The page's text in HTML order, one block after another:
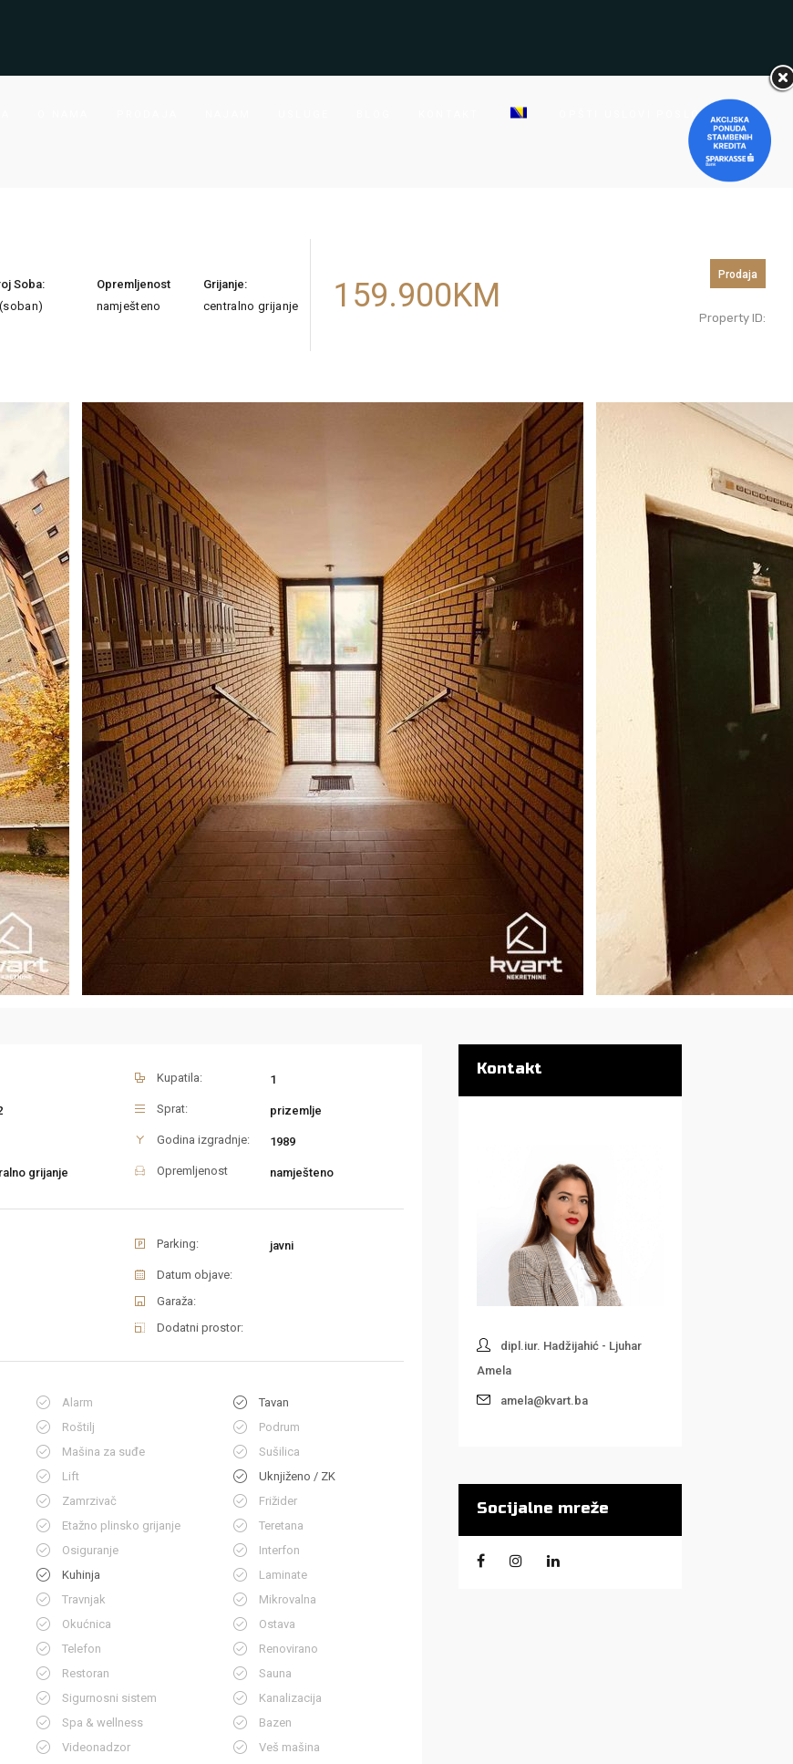
OPŠTI USLOVI POSLOVANJA
Soba:
Opremljenost
namješteno
Grijanje:
centralno grijanje
159.900KM
Prodaja
Property ID:
Kupatila: 1
Sprat: prizemlje
Godina izgradnje: 1989
grijanje Opremljenost namješteno
Parking: javni
Datum objave:
Garaža:
Dodatni prostor:
Alarm
Tavan
Roštilj
Podrum
Mašina za suđe
Sušilica
Lift
Uknjiženo / ZK
Zamrzivač
Frižider
Etažno plinsko grijanje
Teretana
Osiguranje
Interfon
Kuhinja
Laminate
Travnjak
Mikrovalna
Okućnica
Ostava
Telefon
Renovirano
Restoran
Sauna
Sigurnosni sistem
Kanalizacija
Spa & wellness
Bazen
Videonadzor
Veš mašina
Kontakt
dipl.iur. Hadžijahić - Ljuhar
Amela
amela@kvart.ba
Socijalne mreže